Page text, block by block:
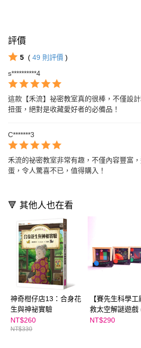
評價
5 ( 49 則評價 )
s**********4
這款【禾流】祕密教室真的很棒，不僅設
扭蛋，絕對是收藏愛好者的必備品！
C*******3
禾流的祕密教室非常有趣，不僅內容豐富
蛋，令人驚喜不已，值得購入！
🔻 其他人也在看
神奇柑仔店13：合身花
生與神祕實驗
NT$260
NT$330
【賽先生科學
救太空解謎遊戲
隨機出貨)
NT$290